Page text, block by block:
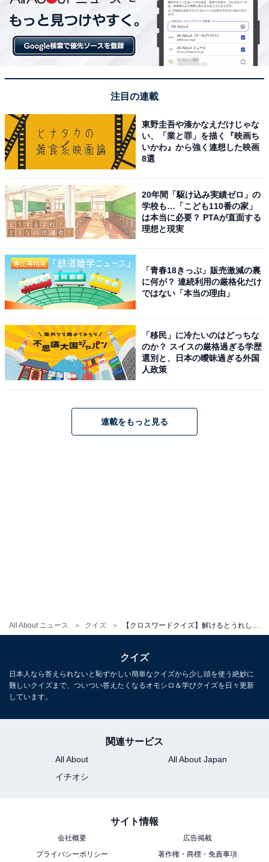
All About ニュース クイズ
注目の連載
東野圭吾や湊かなえだけじゃな
い、「業と罪」を描く『映画ち
いかわ』から強く連想した映画
8選
20年間「駆け込み実績ゼロ」の
学校も…「こども110番の家」
は本当に必要？ PTAが直面する
理想と現実
「青春18きっぷ」販売激減の裏
に何が？ 連続利用の厳格化だけ
ではない「本当の理由」
「移民」に冷たいのはどっちな
のか？ スイスの厳格過ぎる学歴
選別と、日本の曖昧過ぎる外国
人政策
連載をもっと見る
クイズ
日本人なら答えられないと恥ずかしい簡単なクイズから少し頭を使う絶妙に
難しいクイズまで、ついつい答えたくなるオモシロ＆学びクイズを日々更新
しています。
関連サービス
All About
All About Japan
イチオシ
サイト情報
会社概要
広告掲載
プライバシーポリシー
著作権・商標・免責事項